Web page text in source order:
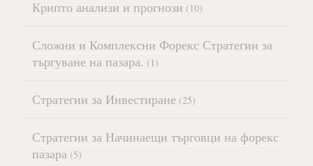
Крипто анализи и прогнози (10)
Сложни и Комплексни Форекс Стратегии за
търгуване на пазара. (1)
Стратегии за Инвестиране (25)
Стратегии за Начинаещи търговци на форекс
пазара (5)